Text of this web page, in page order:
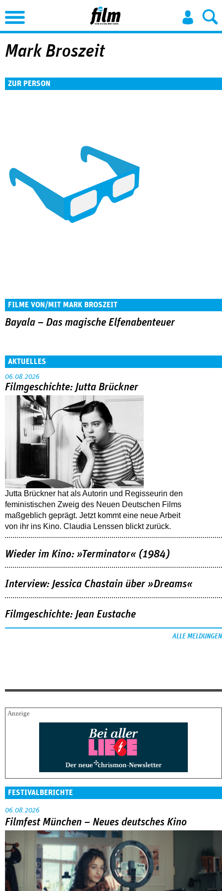
Jump to Navigation
Mark Broszeit
ZUR PERSON
FILME VON/MIT MARK BROSZEIT
Bayala – Das magische Elfenabenteuer
AKTUELLES
06.08.2026
Filmgeschichte: Jutta Brückner
Jutta Brückner hat als Autorin und Regisseurin den
feministischen Zweig des Neuen Deutschen Films
maßgeblich geprägt. Jetzt kommt eine neue Arbeit
von ihr ins Kino. Claudia Lenssen blickt zurück.
Wieder im Kino: »Terminator« (1984)
Interview: Jessica Chastain über »Dreams«
Filmgeschichte: Jean Eustache
ALLE MELDUNGEN
FESTIVALBERICHTE
06.08.2026
Filmfest München – Neues deutsches Kino